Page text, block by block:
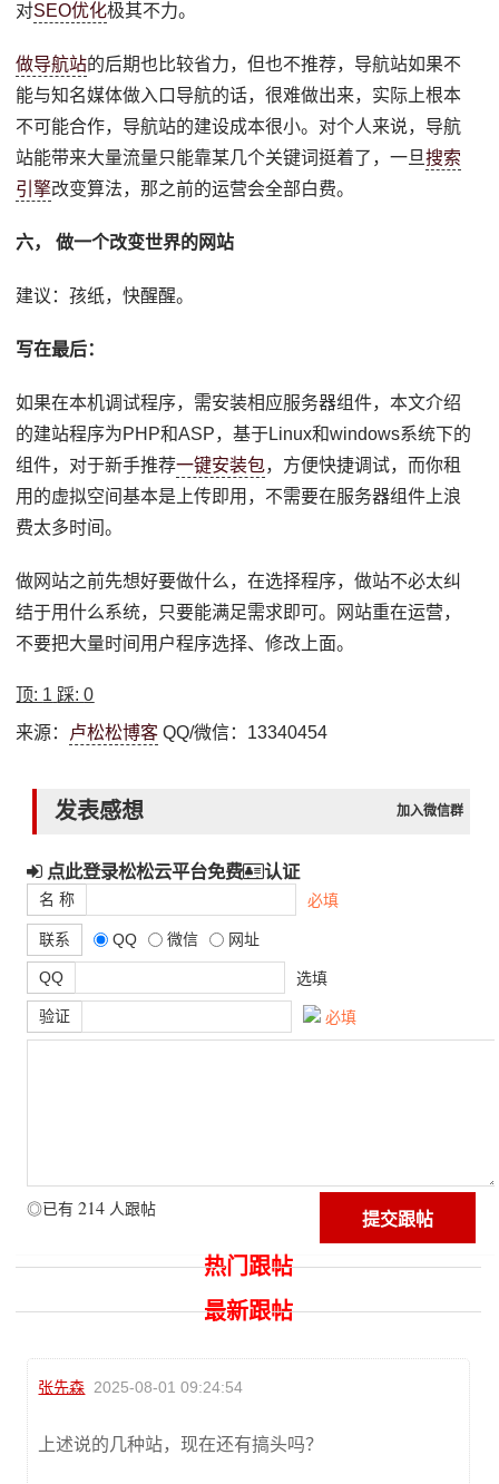
对SEO优化极其不力。
做导航站的后期也比较省力，但也不推荐，导航站如果不
能与知名媒体做入口导航的话，很难做出来，实际上根本
不可能合作，导航站的建设成本很小。对个人来说，导航
站能带来大量流量只能靠某几个关键词挺着了，一旦搜索
引擎改变算法，那之前的运营会全部白费。
六， 做一个改变世界的网站
建议：孩纸，快醒醒。
写在最后：
如果在本机调试程序，需安装相应服务器组件，本文介绍
的建站程序为PHP和ASP，基于Linux和windows系统下的
组件，对于新手推荐一键安装包，方便快捷调试，而你租
用的虚拟空间基本是上传即用，不需要在服务器组件上浪
费太多时间。
做网站之前先想好要做什么，在选择程序，做站不必太纠
结于用什么系统，只要能满足需求即可。网站重在运营，
不要把大量时间用户程序选择、修改上面。
顶: 1 踩:0
来源： 卢松松博客 QQ/微信：13340454
发表感想 加入微信群
点此登录松松云平台免费 认证
名 称 必填
联系 QQ 微信 网址
QQ 选填
验证 必填
◎已有 214 人跟帖
热门跟帖
最新跟帖
张先森 2025-08-01 09:24:54
上述说的几种站，现在还有搞头吗？